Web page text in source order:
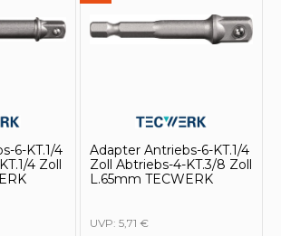
6-KT.1/4
4 Zoll
Adapter Antriebs-6-KT.1/4
Zoll Abtriebs-4-KT.3/8 Zoll
L.65mm TECWERK
UVP: 5,71 €